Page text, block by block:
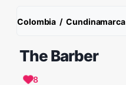
Colombia / Cundinamarca
The Barber
8